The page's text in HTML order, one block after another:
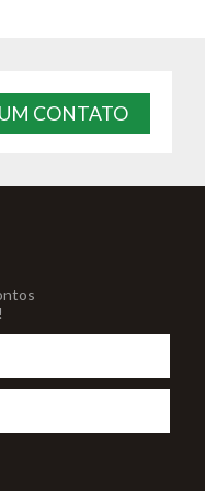
CONTATO